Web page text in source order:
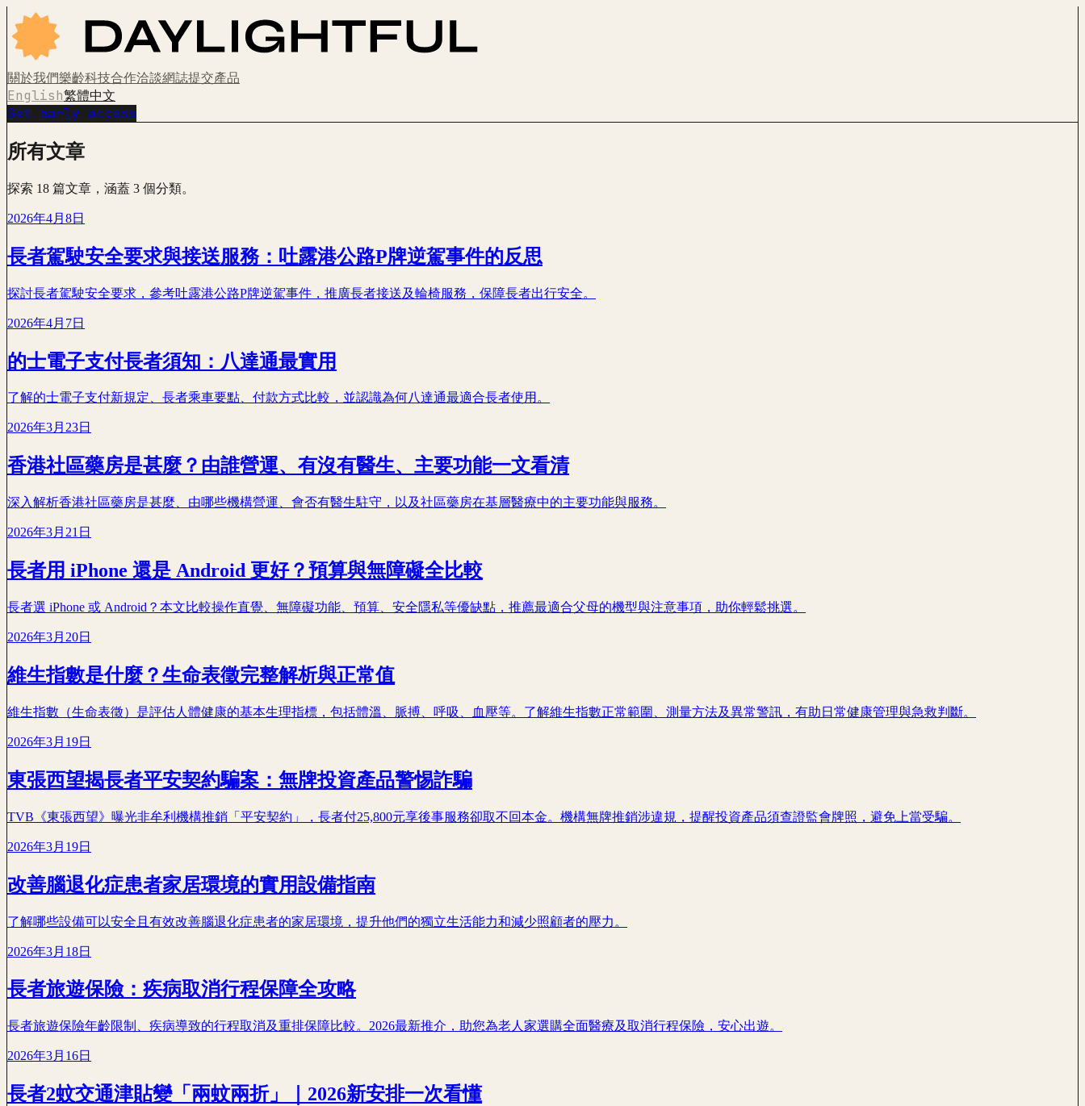
關於我們樂齡科技合作洽談網誌提交產品
English繁體中文
Get early access
所有文章
探索 18 篇文章，涵蓋 3 個分類。
2026年4月8日
長者駕駛安全要求與接送服務：吐露港公路P牌逆駕事件的反思
探討長者駕駛安全要求，參考吐露港公路P牌逆駕事件，推廣長者接送及輪椅服務，保障長者出行安全。
2026年4月7日
的士電子支付長者須知：八達通最實用
了解的士電子支付新規定、長者乘車要點、付款方式比較，並認識為何八達通最適合長者使用。
2026年3月23日
香港社區藥房是甚麼？由誰營運、有沒有醫生、主要功能一文看清
深入解析香港社區藥房是甚麼、由哪些機構營運、會否有醫生駐守，以及社區藥房在基層醫療中的主要功能與服務。
2026年3月21日
長者用 iPhone 還是 Android 更好？預算與無障礙全比較
長者選 iPhone 或 Android？本文比較操作直覺、無障礙功能、預算、安全隱私等優缺點，推薦最適合父母的機型與注意事項，助你輕鬆挑選。
2026年3月20日
維生指數是什麼？生命表徵完整解析與正常值
維生指數（生命表徵）是評估人體健康的基本生理指標，包括體溫、脈搏、呼吸、血壓等。了解維生指數正常範圍、測量方法及異常警訊，有助日常健康管理與急救判斷。
2026年3月19日
東張西望揭長者平安契約騙案：無牌投資產品警惕詐騙
TVB《東張西望》曝光非牟利機構推銷「平安契約」，長者付25,800元享後事服務卻取不回本金。機構無牌推銷涉違規，提醒投資產品須查證監會牌照，避免上當受騙。
2026年3月19日
改善腦退化症患者家居環境的實用設備指南
了解哪些設備可以安全且有效改善腦退化症患者的家居環境，提升他們的獨立生活能力和減少照顧者的壓力。
2026年3月18日
長者旅遊保險：疾病取消行程保障全攻略
長者旅遊保險年齡限制、疾病導致的行程取消及重排保障比較。2026最新推介，助您為老人家選購全面醫療及取消行程保險，安心出遊。
2026年3月16日
長者2蚊交通津貼變「兩蚊兩折」｜2026新安排一次看懂